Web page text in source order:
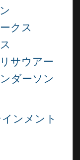
クス
サウアー
ダーソン
ンメント